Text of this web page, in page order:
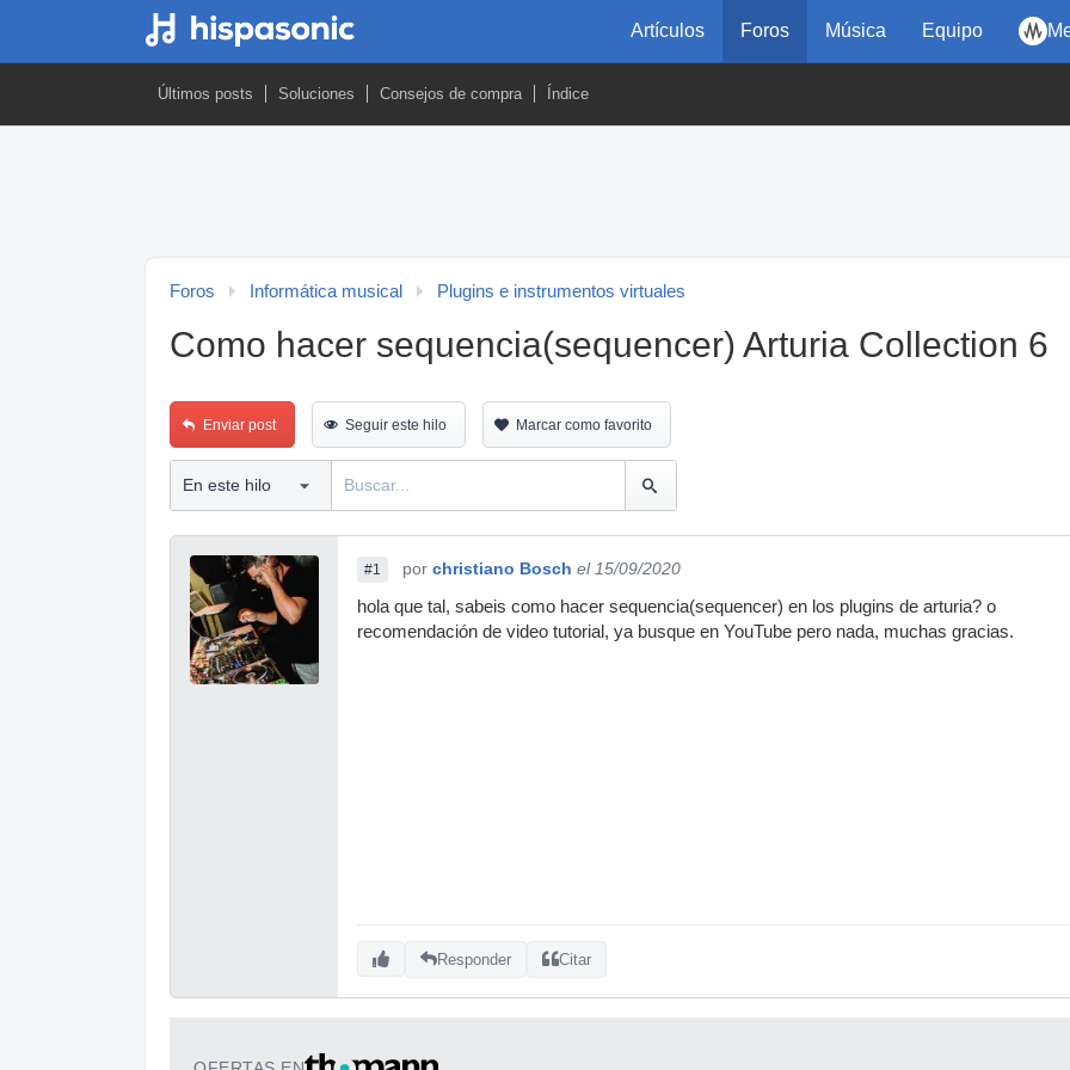
Artículos Foros Música Equipo
Últimos posts Soluciones Consejos de compra Índice
Foros Informática musical Plugins e instrumentos virtuales
Como hacer sequencia(sequencer) Arturia Collection 6
Enviar post Seguir este hilo Marcar como favorito
#1 por christiano Bosch el 15/09/2020
hola que tal, sabeis como hacer sequencia(sequencer) en los plugins de arturia? o
recomendación de video tutorial, ya busque en YouTube pero nada, muchas gracias.
Responder Citar